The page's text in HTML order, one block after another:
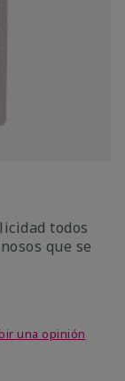
todos
que se
una opinión